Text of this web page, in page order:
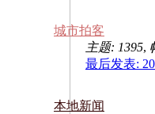
城市拍客
主题: 1395,
最后发表:
本地新闻